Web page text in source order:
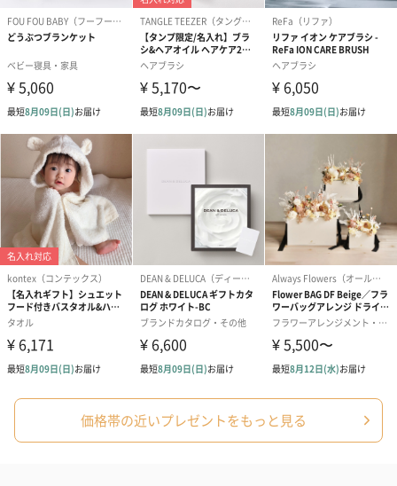
シーズンブーケ（ひま
わり）（1,880円）
ブーケ（ホワイトグリ
ーン）（1,650円）
ブーケ（ピン
（1,650円）
ドライフラワー・プリザーブドフラワー
自然のお花で作ったドライフラワー・プリザーブドフラワーを同
梱します。
一部花材が写真と異なる場合がございます。予めご了承くださ
い。パッケージに入れてお届けします。
価格帯の近いプレゼントをもっと見る